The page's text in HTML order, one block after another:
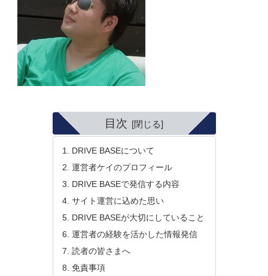
目次
DRIVE BASEについて
運営者ケイのプロフィール
DRIVE BASEで発信する内容
サイト運営に込めた思い
DRIVE BASEが大切にしていること
運営者の経験を活かした情報発信
読者の皆さまへ
免責事項